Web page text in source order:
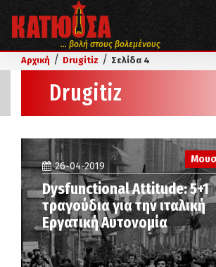
... βολή στους βολεμένους
Αρχική / Drugitiz / Σελίδα 4
Drugitiz
26-04-2019
Dysfunctional Attitude: 5+1
τραγούδια για την ιταλική
Εργατική Αυτονομία